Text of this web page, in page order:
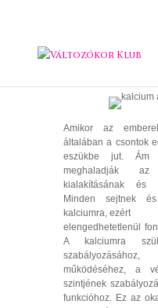
KALCIUM A
Amikor az
általában a csontok
eszükbe jut. Ám
meghaladják az
kialakításának és
Minden sejtnek
kalciumra, ezért
elengedhetetlenül
A kalciumra
működéséhez, a
szintjének
funkcióhoz. Ez az